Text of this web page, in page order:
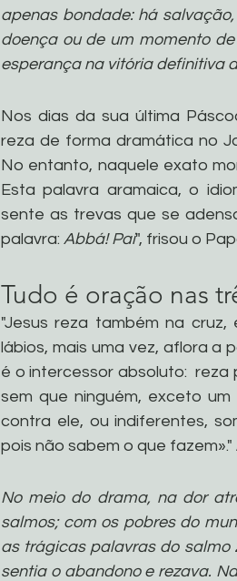
apenas bondade: há
doença ou de um momento
esperança na vitória definitiva
Nos dias da sua última
reza de forma dramática no
No entanto, naquele exato
Esta palavra aramaica, o
sente as trevas que se
palavra: Abbá! Pai", frisou o
Tudo é oração nas
"Jesus reza também na cruz,
lábios, mais uma vez, aflora a
é o intercessor absoluto:
sem que ninguém, exceto
contra ele, ou indiferentes,
pois não sabem o que
No meio do drama, na dor
salmos; com os pobres do
as trágicas palavras do salmo
sentia o abandono e rezava.